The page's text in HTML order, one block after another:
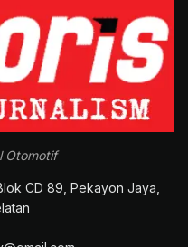
Otomotif
CD 89, Pekayon Jaya,